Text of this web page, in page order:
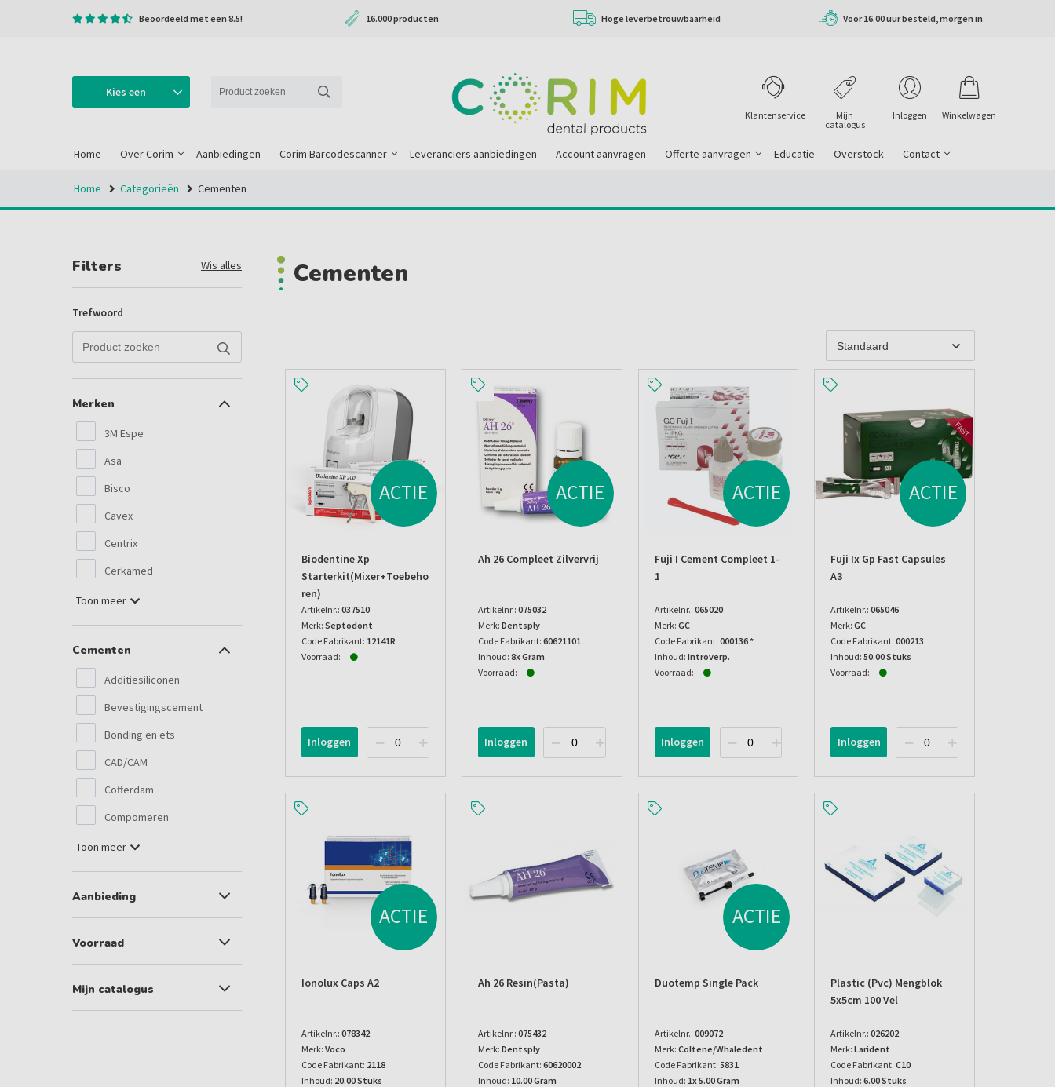
Beoordeeld met een 8.5! 16.000 producten Hoge leverbetrouwbaarheid Voor 16.00 uur besteld, morgen in
Kies een
Winkelwagen
Inloggen
Mijn
catalogus
Klantenservice
Home Over Corim Aanbiedingen Corim Barcodescanner Leveranciers aanbiedingen Account aanvragen Offerte aanvragen Educatie Overstock Contact
Home Categorieën Cementen
Filters Wis alles
Trefwoord
Merken
3M Espe
Asa
Bisco
Cavex
Centrix
Cerkamed
Toon meer
Cementen
Additiesiliconen
Bevestigingscement
Bonding en ets
CAD/CAM
Cofferdam
Compomeren
Toon meer
Aanbieding
Voorraad
Mijn catalogus
Cementen
ACTIE
Biodentine Xp
Starterkit(mixer+toebeho
Ren)
Artikelnr.: 037510
Merk: Septodont
Code Fabrikant: 12141R
Voorraad:
Inloggen
ACTIE
Ah 26 Compleet Zilvervrij
Artikelnr.: 075032
Merk: Dentsply
Code Fabrikant: 60621101
Inhoud: 8x Gram
Voorraad:
Inloggen
ACTIE
Fuji I Cement Compleet 1-
1
Artikelnr.: 065020
Merk: GC
Code Fabrikant: 000136 *
Inhoud: Introverp.
Voorraad:
Inloggen
ACTIE
Fuji Ix Gp Fast Capsules
A3
Artikelnr.: 065046
Merk: GC
Code Fabrikant: 000213
Inhoud: 50.00 Stuks
Voorraad:
Inloggen
ACTIE
Ionolux Caps A2
Artikelnr.: 078342
Merk: Voco
Code Fabrikant: 2118
Inhoud: 20.00 Stuks
Ah 26 Resin(pasta)
Artikelnr.: 075432
Merk: Dentsply
Code Fabrikant: 60620002
Inhoud: 10.00 Gram
ACTIE
Duotemp Single Pack
Artikelnr.: 009072
Merk: Coltene/Whaledent
Code Fabrikant: 5831
Inhoud: 1x 5.00 Gram
Plastic (pvc) Mengblok
5x5cm 100 Vel
Artikelnr.: 026202
Merk: Larident
Code Fabrikant: C10
Inhoud: 6.00 Stuks